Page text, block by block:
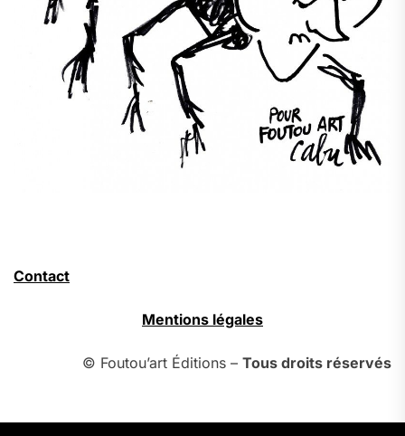
Contact
Mentions légales
© Foutou’art Éditions – Tous droits réservés